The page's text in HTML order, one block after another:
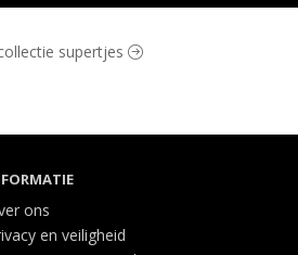
supertjes
ons
en veiligheid